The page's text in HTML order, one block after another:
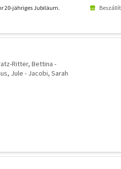
20-jähriges Jubiläum.
Ritter, Bettina -
Jule - Jacobi, Sarah